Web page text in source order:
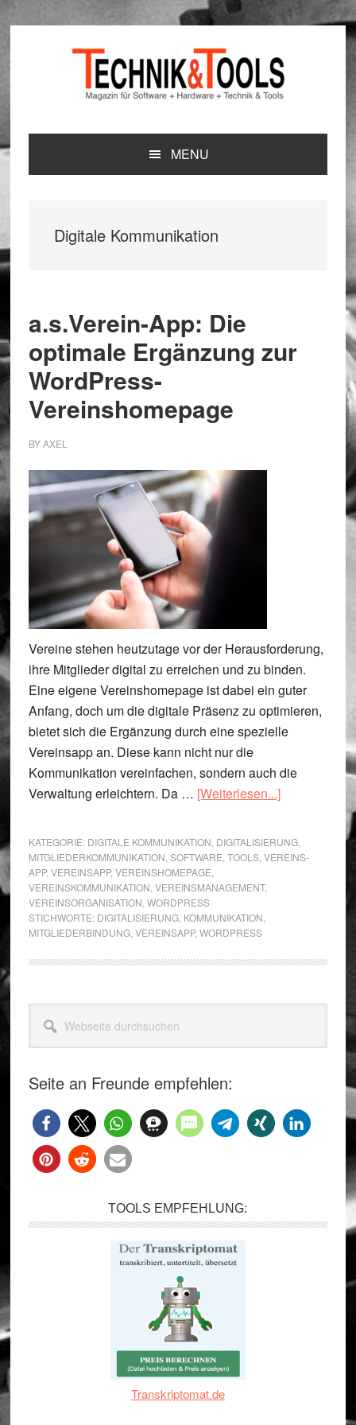
Zur
Hauptnavigation
Zum
Inhalt
Zur
Seitenspalte
MENU
Digitale Kommunikation
a.s.Verein-App: Die
optimale Ergänzung zur
WordPress-
Vereinshomepage
BYAXEL
Vereine stehen heutzutage vor der Herausforderung,
ihre Mitglieder digital zu erreichen und zu binden.
Eine eigene Vereinshomepage ist dabei ein guter
Anfang, doch um die digitale Präsenz zu optimieren,
bietet sich die Ergänzung durch eine spezielle
Vereinsapp an. Diese kann nicht nur die
Kommunikation vereinfachen, sondern auch die
Verwaltung erleichtern. Da … [Weiterlesen...]
optimale
KATEGORIE: DIGITALE KOMMUNIKATION DIGITALISIERUNG,
MITGLIEDERKOMMUNIKATION SOFTWARE TOOLS, VEREINS-
APP, VEREINSAPP, VEREINSHOMEPAGE
VEREINSKOMMUNIKATION VEREINSMANAGEMENT,
VEREINSORGANISATION WORDPRESS
STICHWORTE: DIGITALISIERUNG, KOMMUNIKATION
MITGLIEDERBINDUNG, VEREINSAPP, WORDPRESS
Seitenspalte
durchsuchen
Seite an Freunde empfehlen:
TOOLS EMPFEHLUNG:
Transkriptomat.de